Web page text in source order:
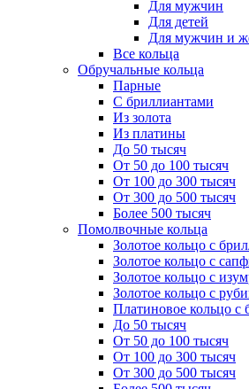
Для мужчин
Для детей
Для мужчин и
Все кольца
Обручальные кольца
Парные
С бриллиантами
Из золота
Из платины
До 50 тысяч
От 50 до 100 тысяч
От 100 до 300 тысяч
От 300 до 500 тысяч
Более 500 тысяч
Помолвочные кольца
Золотое кольцо с
Золотое кольцо с
Золотое кольцо с
Золотое кольцо с
Платиновое кольцо с
До 50 тысяч
От 50 до 100 тысяч
От 100 до 300 тысяч
От 300 до 500 тысяч